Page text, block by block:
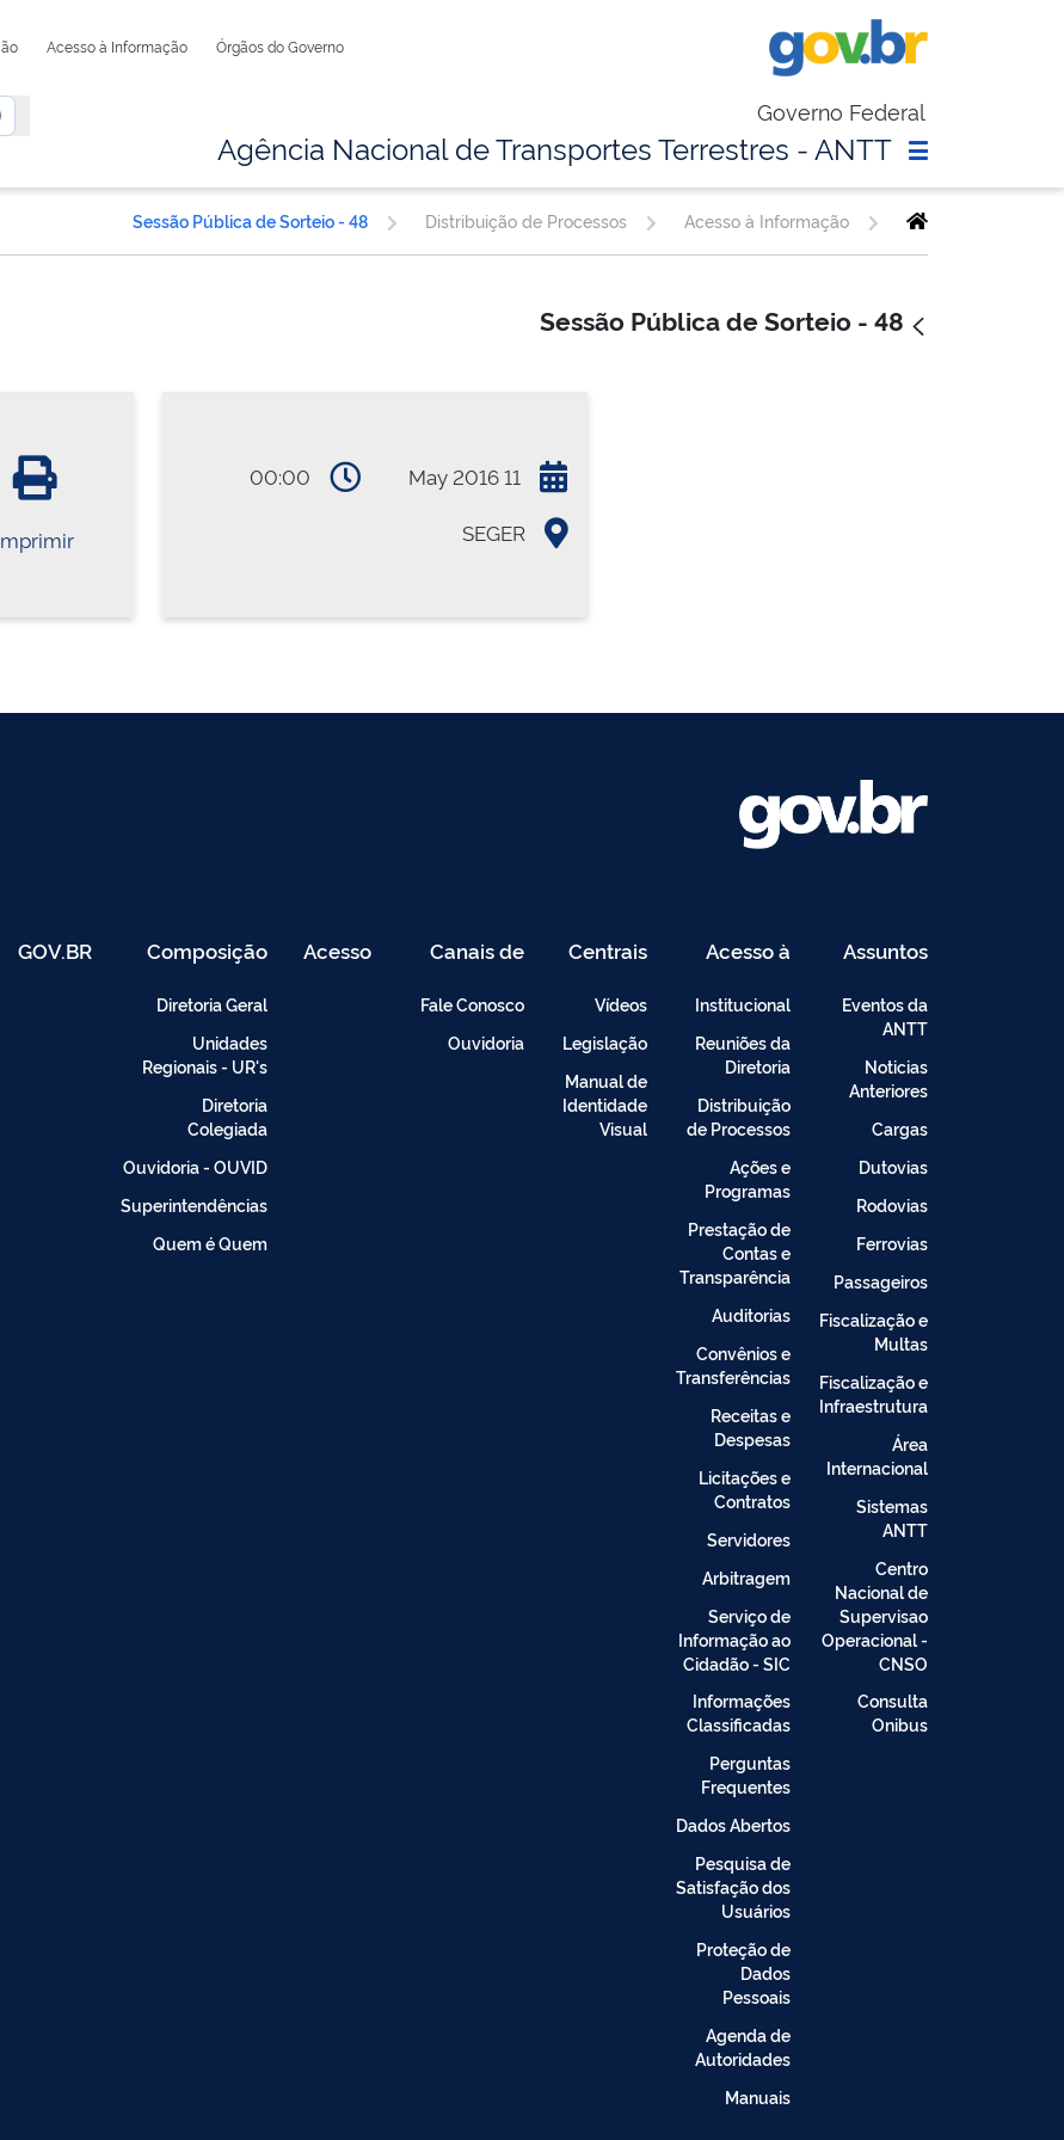
Órgãos do Governo
Acesso à Informação
Governo Federal
Agência Nacional de Transportes Terrestres - ANTT
Acesso à Informação
Distribuição de Processos
Sessão Pública de Sorteio - 48
Sessão Pública de Sorteio - 48
11 May 2016
00:00
SEGER
Assuntos
Eventos da
ANTT
Noticias
Anteriores
Cargas
Dutovias
Rodovias
Ferrovias
Passageiros
Fiscalização e
Multas
Fiscalização e
Infraestrutura
Área
Internacional
Sistemas
ANTT
Centro
Nacional de
Supervisao
Operacional -
CNSO
Consulta
Onibus
Acesso à
Institucional
Reuniões da
Diretoria
Distribuição
de Processos
Ações e
Programas
Prestação de
Contas e
Transparência
Auditorias
Convênios e
Transferências
Receitas e
Despesas
Licitações e
Contratos
Servidores
Arbitragem
Serviço de
Informação ao
Cidadão - SIC
Informações
Classificadas
Perguntas
Frequentes
Dados Abertos
Pesquisa de
Satisfação dos
Usuários
Proteção de
Dados
Pessoais
Agenda de
Autoridades
Manuais
Centrais
Vídeos
Legislação
Manual de
Identidade
Visual
Canais de
Fale Conosco
Ouvidoria
Acesso
Composição
Diretoria Geral
Unidades
Regionais - UR's
Diretoria
Colegiada
Ouvidoria - OUVID
Superintendências
Quem é Quem
GOV.BR